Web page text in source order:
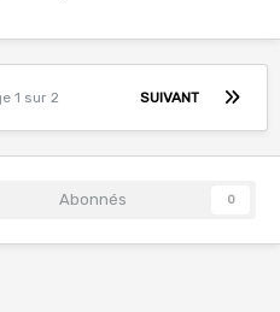
SUIVANT
1 sur 2
Abonnés 0